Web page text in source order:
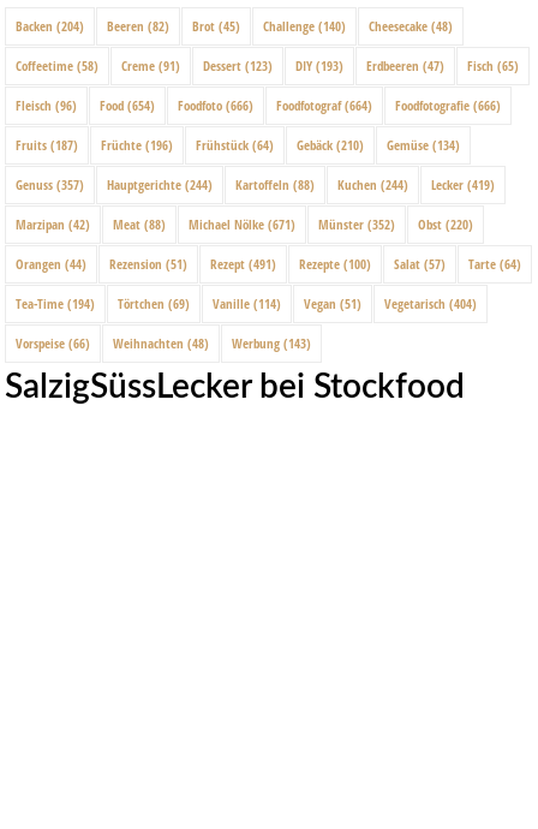
Backen (204) Beeren (82) Brot (45) Challenge (140) Cheesecake (48)
Coffeetime (58) Creme (91) Dessert (123) DIY (193) Erdbeeren (47) Fisch (65)
Fleisch (96) Food (654) Foodfoto (666) Foodfotograf(664) Foodfotografie (666)
Fruits (187) Früchte (196) Frühstück (64) Gebäck (210) Gemüse (134)
Genuss (357) Hauptgerichte (244) Kartoffeln (88) Kuchen (244) Lecker (419)
Marzipan (42) Meat (88) Michael Nölke (671) Münster (352) Obst (220)
Orangen (44) Rezension (51) Rezept (491) Rezepte (100) Salat (57) Tarte (64)
Tea-Time (194) Törtchen (69) Vanille (114) Vegan (51) Vegetarisch (404)
Vorspeise (66) Weihnachten (48) Werbung (143)
SalzigSüssLecker bei Stockfood